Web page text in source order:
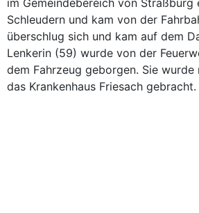
im Gemeindebereich von Straßburg
Schleudern und kam von der
überschlug sich und kam auf dem
Lenkerin (59) wurde von der
dem Fahrzeug geborgen. Sie
das Krankenhaus Friesach gebracht.